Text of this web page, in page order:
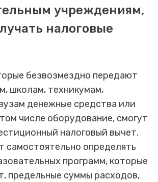
учреждениям,
налоговые
безвозмездно передают
школам, техникумам,
денежные средства или
числе оборудование, смогут
налоговый вычет.
самостоятельно определять
программ, которые
предельные суммы расходов,